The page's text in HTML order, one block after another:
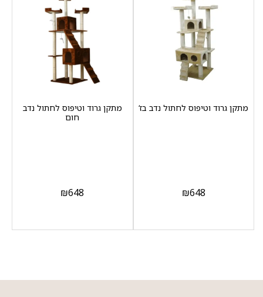
מתקן גרוד וטיפוס לחתול נדב בז‘
₪648
מתקן גרוד וטיפוס לחתול נדב
חום
₪648